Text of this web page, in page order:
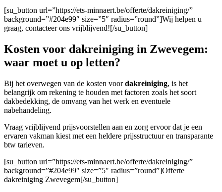
[su_button url=”https://ets-minnaert.be/offerte/dakreiniging/”
background=”#204e99″ size=”5″ radius=”round”]Wij helpen u
graag, contacteer ons vrijblijvend![/su_button]
Kosten voor dakreiniging in Zwevegem:
waar moet u op letten?
Bij het overwegen van de kosten voordakreiniging, is het
belangrijk om rekening te houden met factoren zoals het soort
dakbedekking, de omvang van het werk en eventuele
nabehandeling.
Vraag vrijblijvend prijsvoorstellen aan en zorg ervoor dat je een
ervaren vakman kiest met een heldere prijsstructuur en transparante
btw tarieven.
[su_button url=”https://ets-minnaert.be/offerte/dakreiniging/”
background=”#204e99″ size=”5″ radius=”round”]Offerte
dakreiniging Zwevegem[/su_button]